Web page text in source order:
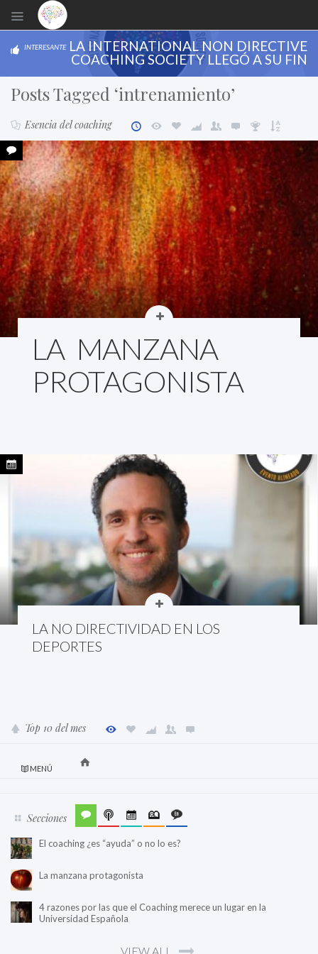
INTERESANTE LA INTERNATIONAL NON DIRECTIVE
COACHING SOCIETY LLEGÓ A SU FIN
Posts Tagged ‘intrenamiento’
Esencia del coaching
LA MANZANA
PROTAGONISTA
LA NO DIRECTIVIDAD EN LOS
DEPORTES
Top 10 del mes
MENÚ
Secciones
El coaching ¿es “ayuda” o no lo es?
La manzana protagonista
4 razones por las que el Coaching merece un lugar en la
Universidad Española
VIEW ALL